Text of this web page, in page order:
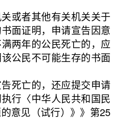
者其他有关机关关于
面证明，申请宣告因意
两年的公民死亡的，应
公民不可能生存的书面
亡的，还应提交申请
行〈中华人民共和国民
意见（试行）》》第25